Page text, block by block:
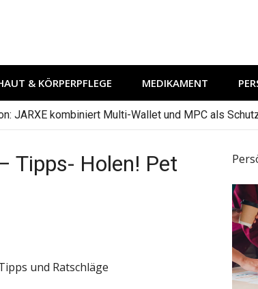
& KÖRPERPFLEGE MEDIKAMENT
JARXE kombiniert Multi-Wallet und MPC als
Tipps- Holen! Pet
und Ratschläge